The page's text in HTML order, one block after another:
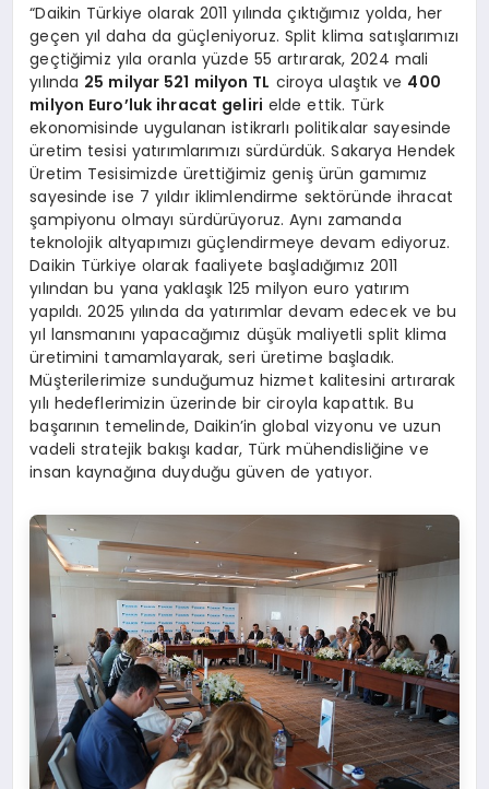
“Daikin Türkiye olarak 2011 yılında çıktığımız yolda, her
geçen yıl daha da güçleniyoruz. Split klima satışlarımızı
geçtiğimiz yıla oranla yüzde 55 artırarak, 2024 mali
yılında 25 milyar 521 milyon TL ciroya ulaştık ve 400
milyon Euro’luk ihracat geliri elde ettik. Türk
ekonomisinde uygulanan istikrarlı politikalar sayesinde
üretim tesisi yatırımlarımızı sürdürdük. Sakarya Hendek
Üretim Tesisimizde ürettiğimiz geniş ürün gamımız
sayesinde ise 7 yıldır iklimlendirme sektöründe ihracat
şampiyonu olmayı sürdürüyoruz. Aynı zamanda
teknolojik altyapımızı güçlendirmeye devam ediyoruz.
Daikin Türkiye olarak faaliyete başladığımız 2011
yılından bu yana yaklaşık 125 milyon euro yatırım
yapıldı. 2025 yılında da yatırımlar devam edecek ve bu
yıl lansmanını yapacağımız düşük maliyetli split klima
üretimini tamamlayarak, seri üretime başladık.
Müşterilerimize sunduğumuz hizmet kalitesini artırarak
yılı hedeflerimizin üzerinde bir ciroyla kapattık. Bu
başarının temelinde, Daikin’in global vizyonu ve uzun
vadeli stratejik bakışı kadar, Türk mühendisliğine ve
insan kaynağına duyduğu güven de yatıyor.